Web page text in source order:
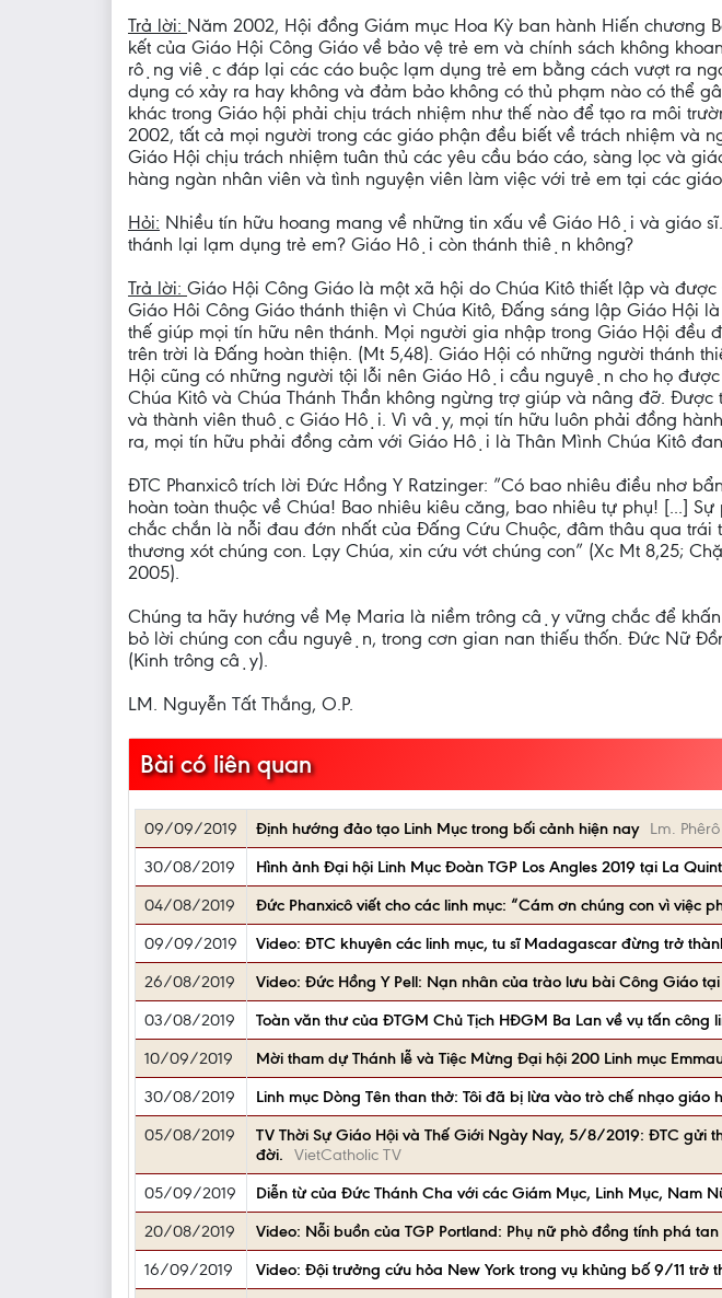
Trả lời: Năm 2002, Hội đồng Giám mục Hoa Kỳ ban hành Hiến chương
kết của Giáo Hội Công Giáo về bảo vệ trẻ em và chính sách không
rộng việc đáp lại các cáo buộc lạm dụng trẻ em bằng cách vượt ra
dụng có xảy ra hay không và đảm bảo không có thủ phạm nào có thể
khác trong Giáo hội phải chịu trách nhiệm như thế nào để tạo ra môi
2002, tất cả mọi người trong các giáo phận đều biết về trách nhiệm và
Giáo Hội chịu trách nhiệm tuân thủ các yêu cầu báo cáo, sàng lọc và
hàng ngàn nhân viên và tình nguyện viên làm việc với trẻ em tại các
Hỏi: Nhiều tín hữu hoang mang về những tin xấu về Giáo Hội và giáo
thánh lại lạm dụng trẻ em? Giáo Hội còn thánh thiện không?
Trả lời: Giáo Hội Công Giáo là một xã hội do Chúa Kitô thiết lập và
Giáo Hôi Công Giáo thánh thiện vì Chúa Kitô, Đấng sáng lập Giáo Hội
thế giúp mọi tín hữu nên thánh. Mọi người gia nhập trong Giáo Hội đều
trên trời là Đấng hoàn thiện. (Mt 5,48). Giáo Hội có những người
Hội cũng có những người tội lỗi nên Giáo Hội cầu nguyện cho họ
Chúa Kitô và Chúa Thánh Thần không ngừng trợ giúp và nâng đỡ.
và thành viên thuộc Giáo Hội. Vì vậy, mọi tín hữu luôn phải đồng
ra, mọi tín hữu phải đồng cảm với Giáo Hội là Thân Mình Chúa Kitô
ĐTC Phanxicô trích lời Đức Hồng Y Ratzinger: ”Có bao nhiêu điều nhơ
hoàn toàn thuộc về Chúa! Bao nhiêu kiêu căng, bao nhiêu tự phụ! [...]
chắc chắn là nỗi đau đớn nhất của Đấng Cứu Chuộc, đâm thâu qua
thương xót chúng con. Lạy Chúa, xin cứu vớt chúng con” (Xc Mt 8,25;
2005).
Chúng ta hãy hướng về Mẹ Maria là niềm trông cậy vững chắc để
bỏ lời chúng con cầu nguyện, trong cơn gian nan thiếu thốn. Đức Nữ
(Kinh trông cậy).
LM. Nguyễn Tất Thắng, O.P.
Bài có liên quan
09/09/2019 Định hướng đảo tạo Linh Mục trong bối cảnh hiện nay
Lm.
30/08/2019
Hình ảnh Đại hội Linh Mục Đoàn TGP Los Angles 2019 tại La
04/08/2019
Đức Phanxicô viết cho các linh mục: “Cám ơn chúng con vì việc
09/09/2019
Video: ĐTC khuyên các linh mục, tu sĩ Madagascar đừng trở
26/08/2019
Video: Đức Hồng Y Pell: Nạn nhân của trào lưu bài Công Giáo
03/08/2019
Toàn văn thư của ĐTGM Chủ Tịch HĐGM Ba Lan về vụ tấn
10/09/2019
Mời tham dự Thánh lễ và Tiệc Mừng Đại hội 200 Linh mục
30/08/2019
Linh mục Dòng Tên than thở: Tôi đã bị lừa vào trò chế nhạo giáo
05/08/2019
TV Thời Sự Giáo Hội và Thế Giới Ngày Nay, 5/8/2019: ĐTC gửi
đời.
VietCatholic TV
05/09/2019
Diễn từ của Đức Thánh Cha với các Giám Mục, Linh Mục, Nam
20/08/2019
Video: Nỗi buồn của TGP Portland: Phụ nữ phò đồng tính phá
16/09/2019
Video: Đội trưởng cứu hỏa New York trong vụ khủng bố 9/11 trở